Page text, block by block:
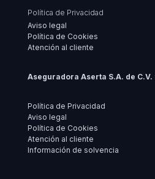
Política de Privacidad
Aviso legal
Política de Cookies
Atención al cliente
Aseguradora Aserta S.A. de
Política de Privacidad
Aviso legal
Política de Cookies
Atención al cliente
Información de solvencia